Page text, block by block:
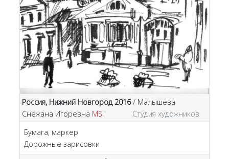
Россия, Нижний Новгород 2016/ Малышева
Снежана Игоревна MSI
Студия художников
Бумага, маркер
Дорожные зарисовки